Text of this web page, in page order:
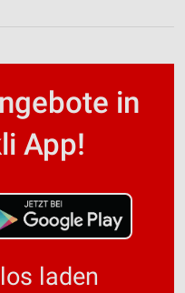
in
App!
laden